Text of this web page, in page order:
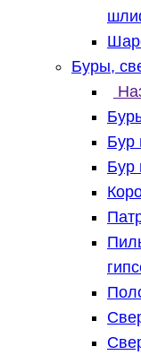
Буры,
Бур
Бур